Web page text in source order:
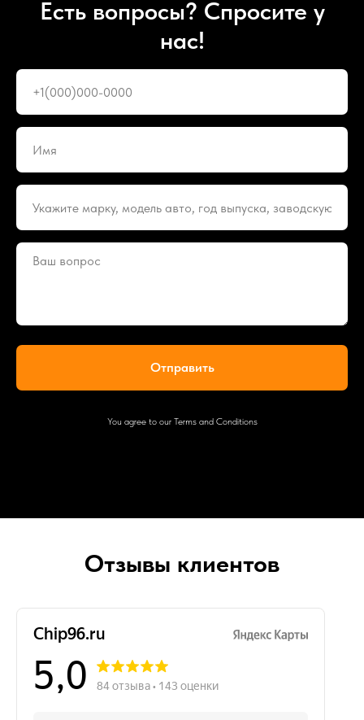
Есть вопросы? Спросите у
нас!
Отправить
You agree to our Terms and Conditions
Отзывы клиентов